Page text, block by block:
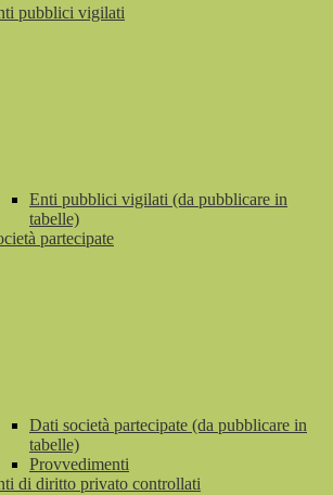
pubblici vigilati
Enti pubblici vigilati (da pubblicare in
tabelle)
partecipate
Dati società partecipate (da pubblicare in
tabelle)
Provvedimenti
di diritto privato controllati